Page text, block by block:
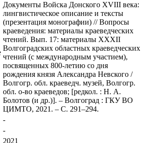
Документы Войска Донского XVIII века:
лингвистическое описание и тексты
(презентация монографии) // Вопросы
краеведения: материалы краеведческих
чтений. Вып. 17: материалы XXXII
Волгоградских областных краеведческих
чтений (с международным участием),
посвященных 800-летию со дня
рождения князя Александра Невского /
Волгогр. обл. краеведч. музей, Волгогр.
обл. о-во краеведов; [редкол. : Н. А.
Болотов (и др.)]. – Волгоград : ГКУ ВО
ЦИМТО, 2021. – С. 291–294.
-
-
2021